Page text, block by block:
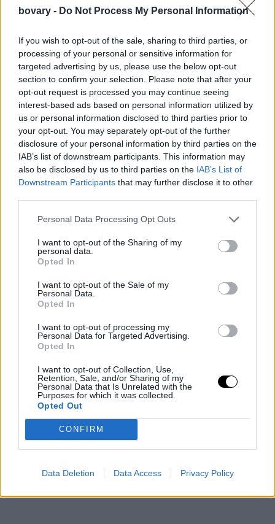
bovary - Do Not Process My Personal Information
If you wish to opt-out of the sale, sharing to third parties, or
processing of your personal or sensitive information for
targeted advertising by us, please use the below opt-out
section to confirm your selection. Please note that after your
opt-out request is processed you may continue seeing
interest-based ads based on personal information utilized by
us or personal information disclosed to third parties prior to
your opt-out. You may separately opt-out of the further
disclosure of your personal information by third parties on the
IAB’s list of downstream participants. This information may
also be disclosed by us to third parties on the IAB’s List of
Downstream Participants that may further disclose it to other
Personal Data Processing Opt Outs
I want to opt-out of the Sharing of my
personal data.
Opted In
I want to opt-out of the Sale of my
Personal Data.
Opted In
I want to opt-out of processing my
Personal Data for Targeted Advertising.
Opted In
I want to opt-out of Collection, Use,
Retention, Sale, and/or Sharing of my
Personal Data that Is Unrelated with the
Purposes for which it was collected.
Opted Out
CONFIRM
Data Deletion Data Access Privacy Policy
Από τότε που έκανε το ντεμπούτο της στο Instagram,έσπασε
κάθε ρεκόρ.Όλοι μιλούν για εκείνη και κάνει την μία κομψή
εμφάνιση μετά την άλλη. Η Τζένιφερ Άνιστον πρωταγωνιστεί
σε νέα σειρά με την Ρις Γουίδερσπουν, το «The Morning Show»,